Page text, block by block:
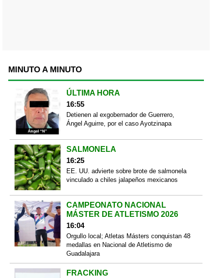
MINUTO A MINUTO
ÚLTIMA HORA
16:55
Detienen al exgobernador de Guerrero,
Ángel Aguirre, por el caso Ayotzinapa
SALMONELA
16:25
EE. UU. advierte sobre brote de salmonela
vinculado a chiles jalapeños mexicanos
CAMPEONATO NACIONAL
MÁSTER DE ATLETISMO 2026
16:04
Orgullo local; Atletas Másters conquistan 48
medallas en Nacional de Atletismo de
Guadalajara
FRACKING